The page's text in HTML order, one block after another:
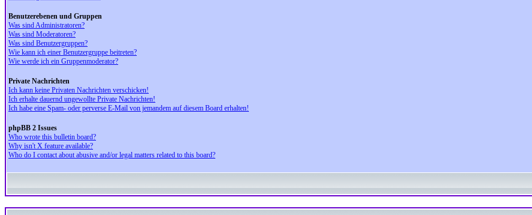
Benutzerebenen und Gruppen
Was sind Administratoren?
Was sind Moderatoren?
Was sind Benutzergruppen?
Wie kann ich einer Benutzergruppe beitreten?
Wie werde ich ein Gruppenmoderator?
Private Nachrichten
Ich kann keine Privaten Nachrichten verschicken!
Ich erhalte dauernd ungewollte Private Nachrichten!
Ich habe eine Spam- oder perverse E-Mail von jemandem auf diesem Board erhalten!
phpBB 2 Issues
Who wrote this bulletin board?
Why isn't X feature available?
Who do I contact about abusive and/or legal matters related to this board?